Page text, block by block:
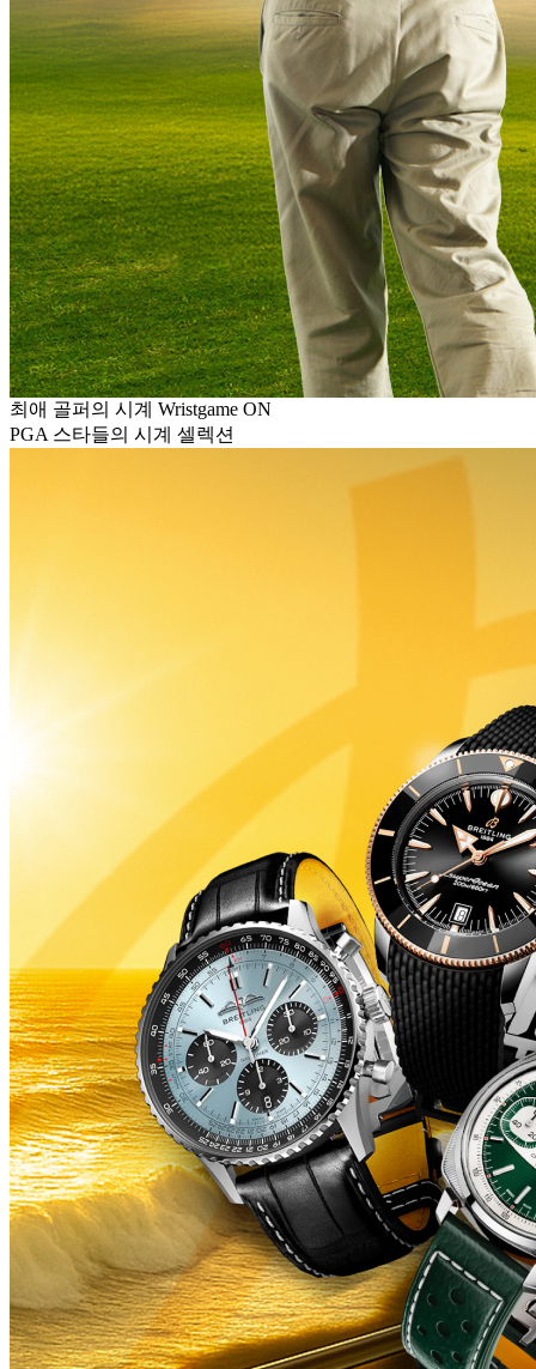
최애 골퍼의 시계 Wristgame ON
PGA 스타들의 시계 셀렉션